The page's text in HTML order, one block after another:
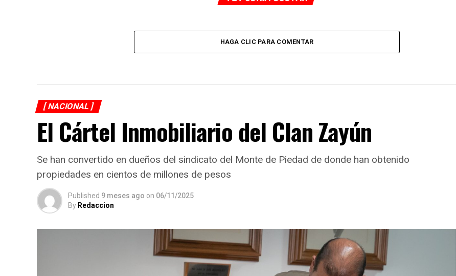
HAGA CLIC PARA COMENTAR
[ NACIONAL ]
El Cártel Inmobiliario del Clan Zayún
Se han convertido en dueños del sindicato del Monte de Piedad de donde han obtenido
propiedades en cientos de millones de pesos
Published 9 meses ago on 06/11/2025
By Redaccion